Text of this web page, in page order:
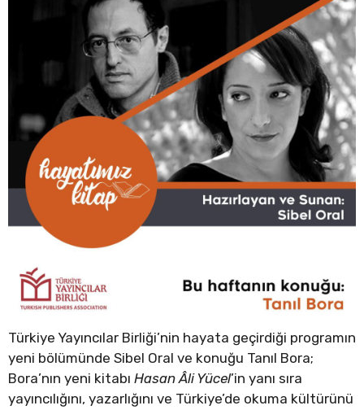
Türkiye Yayıncılar Birliği’nin hayata geçirdiği programın
yeni bölümünde Sibel Oral ve konuğu Tanıl Bora;
Bora’nın yeni kitabı Hasan Âli Yücel’in yanı sıra
yayıncılığını, yazarlığını ve Türkiye’de okuma kültürünü